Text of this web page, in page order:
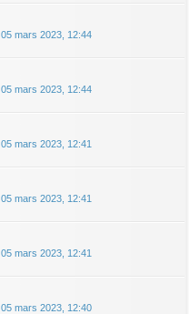
05 mars 2023, 12:44
05 mars 2023, 12:44
05 mars 2023, 12:41
05 mars 2023, 12:41
05 mars 2023, 12:41
05 mars 2023, 12:40